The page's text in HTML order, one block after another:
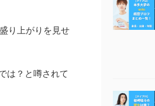
り上がりを見せ
は？と噂されて